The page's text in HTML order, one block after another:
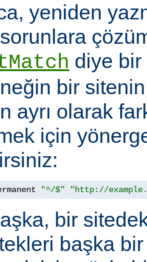
yeniden
diye
bir
ayrı olarak
için
"^/$" "http://
bir
başka